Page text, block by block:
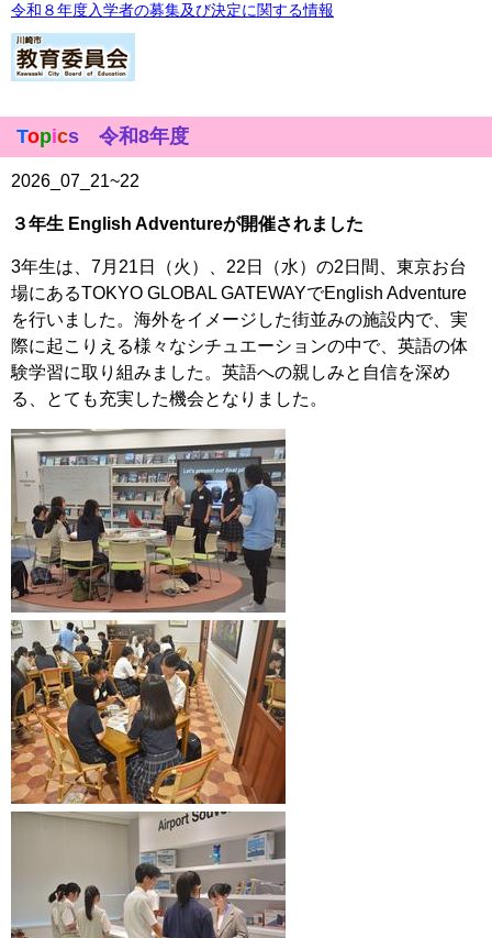
令和８年度入学者の募集及び決定に関する情報
Topics 令和8年度
2026_07_21~22
３年生 English Adventureが開催されました
3年生は、7月21日（火）、22日（水）の2日間、東京お台
場にあるTOKYO GLOBAL GATEWAYでEnglish Adventure
を行いました。海外をイメージした街並みの施設内で、実
際に起こりえる様々なシチュエーションの中で、英語の体
験学習に取り組みました。 英語への親しみと自信を深め
る、とても充実した機会となりました。